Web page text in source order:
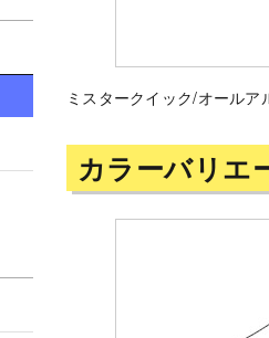
ミスタークイック/オール
カラーバリエ